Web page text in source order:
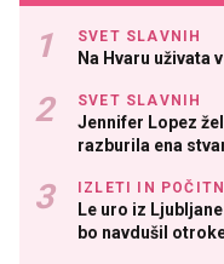
SVET SLAVNIH
Na Hvaru uživata
SVET SLAVNIH
Jennifer Lopez
razburila ena
IZLETI IN
Le uro iz
bo navdušil